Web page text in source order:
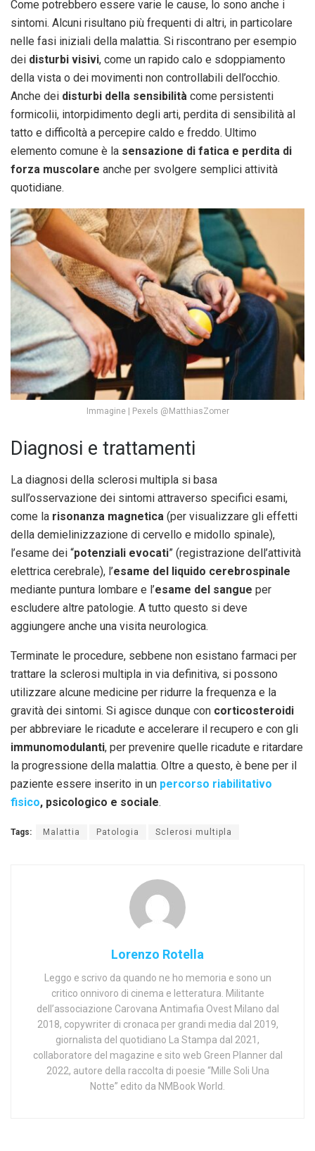
Come potrebbero essere varie le cause, lo sono anche i
sintomi. Alcuni risultano più frequenti di altri, in particolare
nelle fasi iniziali della malattia. Si riscontrano per esempio
dei disturbi visivi, come un rapido calo e sdoppiamento
della vista o dei movimenti non controllabili dell’occhio.
Anche dei disturbi della sensibilità come persistenti
formicolii, intorpidimento degli arti, perdita di sensibilità al
tatto e difficoltà a percepire caldo e freddo. Ultimo
elemento comune è la sensazione di fatica e perdita di
forza muscolare anche per svolgere semplici attività
quotidiane.
Immagine | Pexels @MatthiasZomer
Diagnosi e trattamenti
La diagnosi della sclerosi multipla si basa
sull’osservazione dei sintomi attraverso specifici esami,
come la risonanza magnetica (per visualizzare gli effetti
della demielinizzazione di cervello e midollo spinale),
l’esame dei “potenziali evocati” (registrazione dell’attività
elettrica cerebrale), l’esame del liquido cerebrospinale
mediante puntura lombare e l’esame del sangue per
escludere altre patologie. A tutto questo si deve
aggiungere anche una visita neurologica.
Terminate le procedure, sebbene non esistano farmaci per
trattare la sclerosi multipla in via definitiva, si possono
utilizzare alcune medicine per ridurre la frequenza e la
gravità dei sintomi. Si agisce dunque con corticosteroidi
per abbreviare le ricadute e accelerare il recupero e con gli
immunomodulanti, per prevenire quelle ricadute e ritardare
la progressione della malattia. Oltre a questo, è bene per il
paziente essere inserito in un percorso riabilitativo
fisico, psicologico e sociale.
Tags: Malattia Patologia Sclerosi multipla
Lorenzo Rotella
Leggo e scrivo da quando ne ho memoria e sono un
critico onnivoro di cinema e letteratura. Militante
dell’associazione Carovana Antimafia Ovest Milano dal
2018, copywriter di cronaca per grandi media dal 2019,
giornalista del quotidiano La Stampa dal 2021,
collaboratore del magazine e sito web Green Planner dal
2022, autore della raccolta di poesie “Mille Soli Una
Notte” edito da NMBook World.